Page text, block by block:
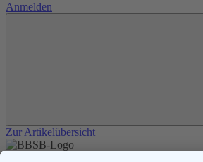
Anmelden
Zur Artikelübersicht